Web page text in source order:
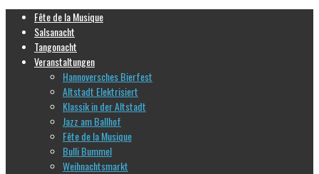
Fête de la Musique
Salsanacht
Tangonacht
Veranstaltungen
Hannoversches Bierfest
Altstadt Elektrisiert
Klassik in der Altstadt
Jazz am Ballhof
Fête de la Musique
Bulli Bummel
Weihnachtsmarkt